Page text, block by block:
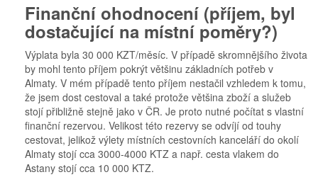
Finanční ohodnocení (příjem, byl
dostačující na místní poměry?)
Výplata byla 30 000 KZT/měsíc. V případě skromnějšího života
by mohl tento příjem pokrýt většinu základních potřeb v
Almaty. V mém případě tento příjem nestačil vzhledem k tomu,
že jsem dost cestoval a také protože většina zboží a služeb
stojí přibližně stejně jako v ČR. Je proto nutné počítat s vlastní
finanční rezervou. Velikost této rezervy se odvíjí od touhy
cestovat, jelikož výlety místních cestovních kanceláří do okolí
Almaty stojí cca 3000-4000 KTZ a např. cesta vlakem do
Astany stojí cca 10 000 KTZ.